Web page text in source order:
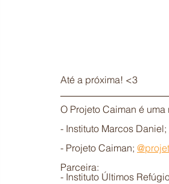
Até a próxima! <3
O Projeto Caiman é uma
- Instituto Marcos Daniel;
- Projeto Caiman;
Parceira:
- Instituto Últimos